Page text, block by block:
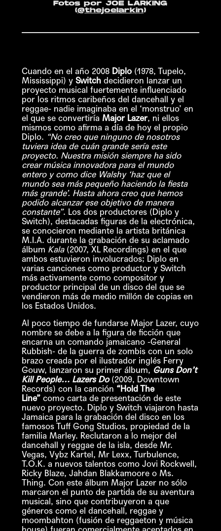
Fotos por JOE LARKING
(@thejoelarkin)
Cuando en el año 2008 Diplo (1978, Tupelo,
Mississippi) ySwitchdecidieron lanzar un
proyecto musical fuertemente influenciado
por los ritmos caribeños del dancehall y el
reggae- nadie imaginaba en el ‘monstruo’ en
el que se convertiríaMajor Lazer, ni ellos
mismos como afirma a día de hoy el propio
Diplo. “No creo que ninguno de nosotros
tuviera idea de cuán grande sería este
proyecto. Nuestra misión siempre ha sido
crear música innovadora para el mundo
entero y como dice Walshy ‘haz que el
mundo sea más pequeño haciendo la fiesta
más grande’. Hasta ahora creo que hemos
podido alcanzar ese objetivo de manera
constante”. Los dos productores (Diplo y
Switch), destacadas figuras de la electrónica,
se conocieron mediante la artista británica
M.I.A. durante la grabación de su aclamado
álbum Kala(2007, XL Recordings) en el que
ambos estuvieron involucrados; Diplo en
varias canciones como productor y Switch
más activamente como compositor y
productor principal de un disco del que se
vendieron más de medio millón de copias en
los Estados Unidos.
Al poco tiempo de fundarse Major Lazer, cuyo
nombre se debe a la figura de ficción que
encarna un comando jamaicano -General
Rubbish- de la guerra de zombis con un solo
brazo creada por el ilustrador inglés Ferry
Gouw, lanzaron su primer álbum, Guns Don’t
Kill People… Lazers Do(2009, Downtown
Records) con la canción “Hold The
Line” como carta de presentación de este
nuevo proyecto. Diplo y Switch viajaron hasta
Jamaica para la grabación del disco en los
famosos Tuff Gong Studios, propiedad de la
familia Marley. Reclutaron a lo mejor del
dancehall y reggae de la isla, desde Mr.
Vegas, Vybz Kartel, Mr Lexx, Turbulence,
T.O.K. a nuevos talentos como Jovi Rockwell,
Ricky Blaze, Jahdan Blakkamoore o Ms.
Thing. Con este álbum Major Lazer no sólo
marcaron el punto de partida de su aventura
musical, sino que contribuyeron a que
géneros como el dancehall, reggae y
moombahton (fusión de reggaeton y música